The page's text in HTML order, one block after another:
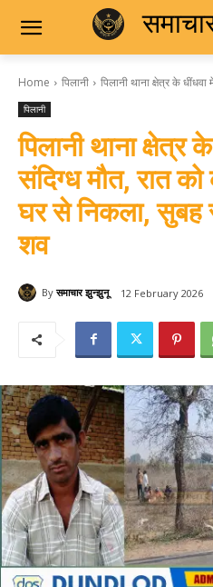
Home पिलानी पिलानी थाना क्षेत्र के
पिलानी
पिलानी थाना
संदिग्ध मौत, रात
घर से निकला, सुबह
शव
By समाचार झुन्झुनू 12 February 2026